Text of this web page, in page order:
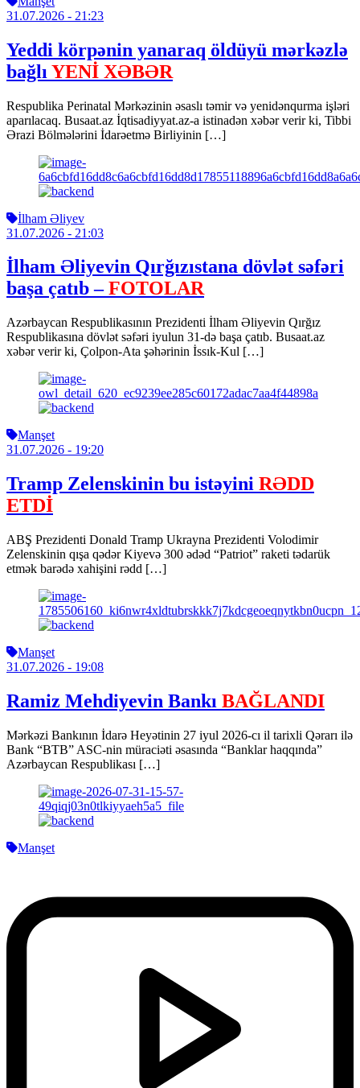
31.07.2026 - 21:23
Yeddi körpənin yanaraq öldüyü mərkəzlə
bağlı YENİ XƏBƏR
Respublika Perinatal Mərkəzinin əsaslı təmir və yenidənqurma işləri
aparılacaq. Busaat.az İqtisadiyyat.az-a istinadən xəbər verir ki, Tibbi
Ərazi Bölmələrini İdarəetmə Birliyinin […]
İlham Əliyev
31.07.2026 - 21:03
İlham Əliyevin Qırğızıstana dövlət səfəri
başa çatıb –FOTOLAR
Azərbaycan Respublikasının Prezidenti İlham Əliyevin Qırğız
Respublikasına dövlət səfəri iyulun 31-də başa çatıb. Busaat.az
xəbər verir ki, Çolpon-Ata şəhərinin İssık-Kul […]
Manşet
31.07.2026 - 19:20
Tramp Zelenskinin bu istəyini RƏDD
ETDİ
ABŞ Prezidenti Donald Tramp Ukrayna Prezidenti Volodimir
Zelenskinin qışa qədər Kiyevə 300 ədəd “Patriot” raketi tədarük
etmək barədə xahişini rədd […]
Manşet
31.07.2026 - 19:08
Ramiz Mehdiyevin Bankı BAĞLANDI
Mərkəzi Bankının İdarə Heyətinin 27 iyul 2026-cı il tarixli Qərarı ilə
Bank “BTB” ASC-nin müraciəti əsasında “Banklar haqqında”
Azərbaycan Respublikası […]
Manşet